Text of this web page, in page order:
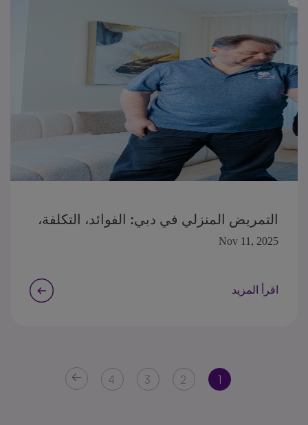
التمريض المنزلي في دبي: الفوائد، التكلفة،
ومتى تحتاج إليه
Nov 11, 2025
اقرأ المزيد
1
2
3
4